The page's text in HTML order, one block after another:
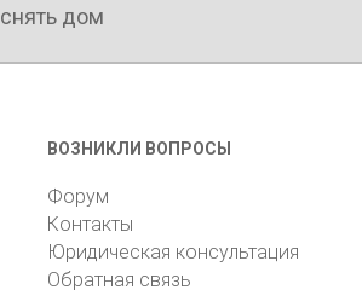
снять дом
ВОЗНИКЛИ ВОПРОСЫ
Форум
Контакты
Юридическая консультация
Обратная связь